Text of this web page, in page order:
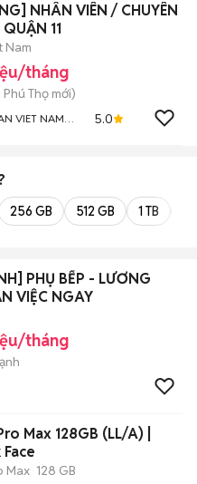
NHÂN VIÊN / CHUYÊN
11
Nam
tháng
Phú Thọ mới)
VIET NAM
5.0
256 GB 512 GB 1 TB
PHỤ BẾP - LƯƠNG
VIỆC NGAY
tháng
Max 128GB (LL/A) |
Max 128 GB